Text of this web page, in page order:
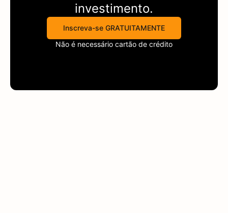
investimento.
Inscreva-se GRATUITAMENTE
Não é necessário cartão de crédito